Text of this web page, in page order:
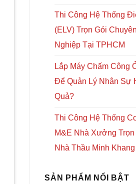
Thi Công Hệ Thống
(ELV) Trọn Gói Chuyên
Nghiệp Tại TPHCM
Lắp Máy Chấm Công
Để Quản Lý Nhân Sự
Quả?
Thi Công Hệ Thống
M&E Nhà Xưởng Trọn
Nhà Thầu Minh Khang
SẢN PHẨM NỔI BẬT